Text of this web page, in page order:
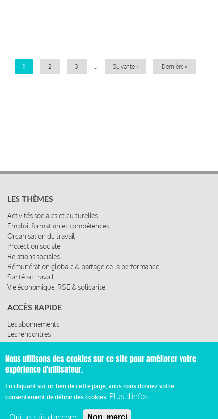
Page
1 Page
2 Page
3
Page
Suivante ›
Dernière
Dernière »
LES THÈMES
Activités sociales et culturelles
Emploi, formation et compétences
Organisation du travail
Protection sociale
Relations sociales
Rémunération globale & partage de la performance
Santé au travail
Vie économique, RSE & solidarité
ACCÈS RAPIDE
Les abonnements
Les rencontres
Les ressources
© 2019 Miroir Social - Réalisé parCafffeine
Mentions légales et condition générale d’utilisation et
d’abonnement
Nous utilisons des cookies sur ce site pour améliorer votre
expérience d'utilisateur.
En cliquant sur un lien de cette page, vous nous donnez votre
consentement de définir des cookies. Plus d'infos
Oui, je suis d'accord Non, merci